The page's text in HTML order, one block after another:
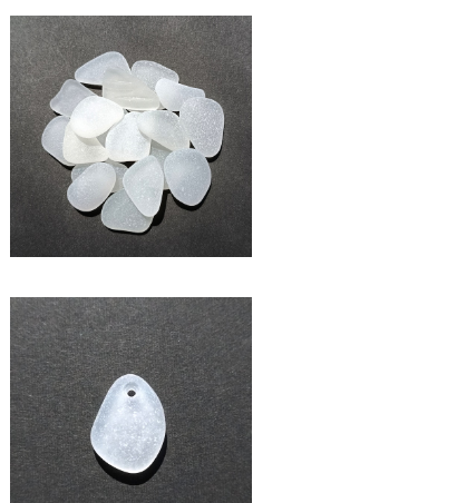
(2～2.5cm・白色系)クラフト用
シーグラス素材 SS-508
¥600
SOLD OUT
ペンダントヘッド用シーグラス
素材(白色) AS-13
¥1,000